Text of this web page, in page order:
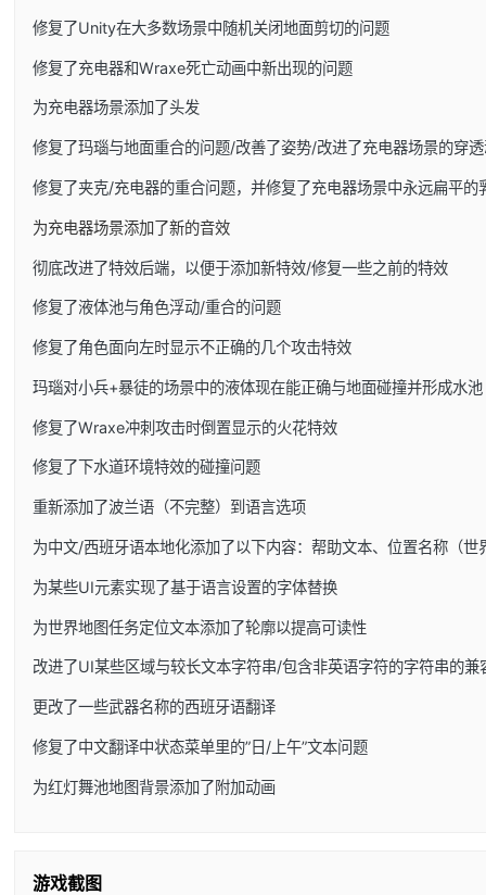
修复了Unity在大多数场景中随机关闭地面剪切的问题
修复了充电器和Wraxe死亡动画中新出现的问题
为充电器场景添加了头发
修复了玛瑙与地面重合的问题/改善了姿势/改进了充电器场景的穿
修复了夹克/充电器的重合问题，并修复了充电器场景中永远扁平的
为充电器场景添加了新的音效
彻底改进了特效后端，以便于添加新特效/修复一些之前的特效
修复了液体池与角色浮动/重合的问题
修复了角色面向左时显示不正确的几个攻击特效
玛瑙对小兵+暴徒的场景中的液体现在能正确与地面碰撞并形成水池
修复了Wraxe冲刺攻击时倒置显示的火花特效
修复了下水道环境特效的碰撞问题
重新添加了波兰语（不完整）到语言选项
为中文/西班牙语本地化添加了以下内容：帮助文本、位置名称（
为某些UI元素实现了基于语言设置的字体替换
为世界地图任务定位文本添加了轮廓以提高可读性
改进了UI某些区域与较长文本字符串/包含非英语字符的字符串的兼
更改了一些武器名称的西班牙语翻译
修复了中文翻译中状态菜单里的”日/上午”文本问题
为红灯舞池地图背景添加了附加动画
游戏截图